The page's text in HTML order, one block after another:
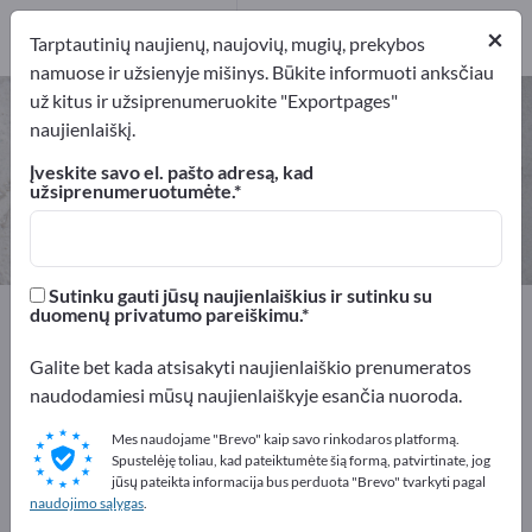
Guminiai paviršiai – raskite
gamintojus ir tiekėjus
Eksportuotojai Gamintojai
1
Gamintojai
Exportpages Žaliavos
Paviršiaus dangos
Reklamuokitės nemokamai
Exportpages!
Poreikiai – Pasiūlymai – Naudotos prekės – Verslo
kontaktai >> pradėkite čia
×
Tarptautinių naujienų, naujovių, mugių, prekybos
namuose ir užsienyje mišinys. Būkite informuoti anksčiau
už kitus ir užsiprenumeruokite "Exportpages"
naujienlaiškį.
Įveskite savo el. pašto adresą, kad
užsiprenumeruotumėte.
Sutinku gauti jūsų naujienlaiškius ir sutinku su
duomenų privatumo pareiškimu.
Galite bet kada atsisakyti naujienlaiškio prenumeratos
naudodamiesi mūsų naujienlaiškyje esančia nuoroda.
Mes naudojame "Brevo" kaip savo rinkodaros platformą.
Spustelėję toliau, kad pateiktumėte šią formą, patvirtinate, jog
jūsų pateikta informacija bus perduota "Brevo" tvarkyti pagal
naudojimo sąlygas.